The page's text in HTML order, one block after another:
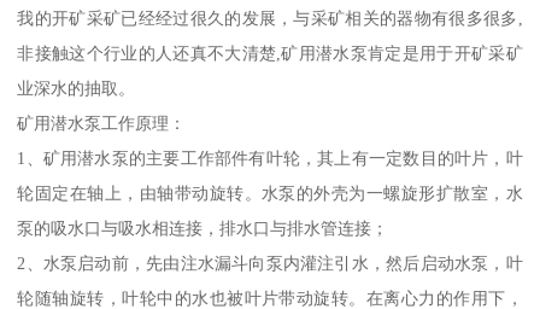
我的开矿采矿已经经过很久的发展，与采矿相关的器物有很多很多,
非接触这个行业的人还真不大清楚,矿用潜水泵肯定是用于开矿采矿
业深水的抽取。
矿用潜水泵工作原理：
1、矿用潜水泵的主要工作部件有叶轮，其上有一定数目的叶片，叶
轮固定在轴上，由轴带动旋转。水泵的外壳为一螺旋形扩散室，水
泵的吸水口与吸水相连接，排水口与排水管连接；
2、水泵启动前，先由注水漏斗向泵内灌注引水，然后启动水泵，叶
轮随轴旋转，叶轮中的水也被叶片带动旋转。在离心力的作用下，